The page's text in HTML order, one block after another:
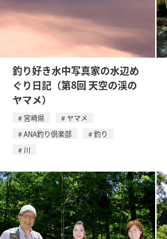
釣り好き水中写真家の水辺め
ぐり日記（第8回 天空の渓の
ヤマメ）
宮崎県
ヤマメ
ANA釣り倶楽部
釣り
川